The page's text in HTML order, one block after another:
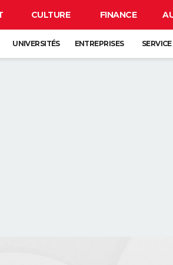
CULTURE FINANCE
UNIVERSITÉS ENTREPRISES